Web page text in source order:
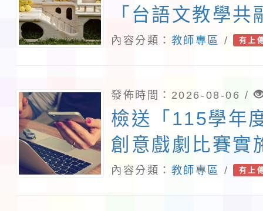
「台語文教學
案暨教學示範徵
照。
內容分類： 教師專區 / 有上
發佈時間：2026-08-06 /
檢送「115學年
創意戲劇比賽實
修正內容對照表
內容分類： 教師專區 / 有上